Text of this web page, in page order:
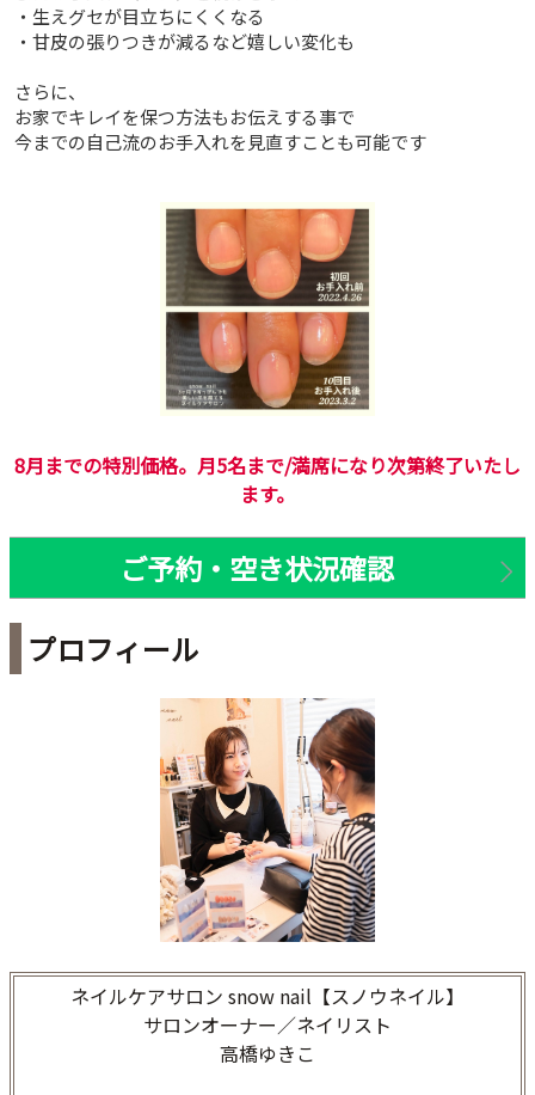
・生えグセが目立ちにくくなる
・甘皮の張りつきが減るなど嬉しい変化も
さらに、
お家でキレイを保つ方法もお伝えする事で
今までの自己流のお手入れを見直すことも可能です
8月までの特別価格。月5名まで/満席になり次第終了いたし
ます。
ご予約・空き状況確認
プロフィール
ネイルケアサロン snow nail【スノウネイル】
サロンオーナー／ネイリスト
高橋ゆきこ